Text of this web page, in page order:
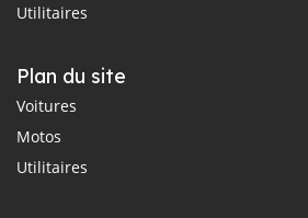
Utilitaires
Plan du site
Voitures
Motos
Utilitaires